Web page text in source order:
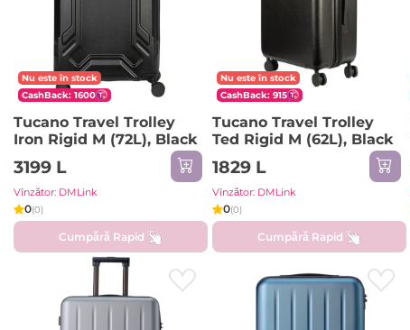
Nu este în stock
CashBack: 1600
Tucano Travel Trolley
Iron Rigid M (72L), Black
3199 L
Vînzător: DMLink
0(0)
Cumpără Rapid
Nu este în stock
CashBack: 915
Tucano Travel Trolley
Ted Rigid M (62L), Black
1829 L
Vînzător: DMLink
0(0)
Cumpără Rapid